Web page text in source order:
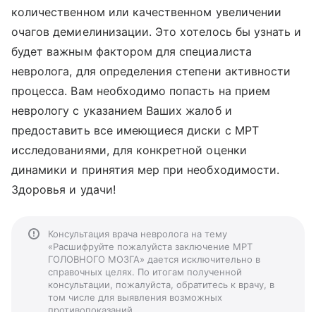
количественном или качественном увеличении
очагов демиелинизации. Это хотелось бы узнать и
будет важным фактором для специалиста
невролога, для определения степени активности
процесса. Вам необходимо попасть на прием
неврологу с указанием Ваших жалоб и
предоставить все имеющиеся диски с МРТ
исследованиями, для конкретной оценки
динамики и принятия мер при необходимости.
Здоровья и удачи!
Консультация врача невролога на тему
«Расшифруйте пожалуйста заключение МРТ
ГОЛОВНОГО МОЗГА» дается исключительно в
справочных целях. По итогам полученной
консультации, пожалуйста, обратитесь к врачу, в
том числе для выявления возможных